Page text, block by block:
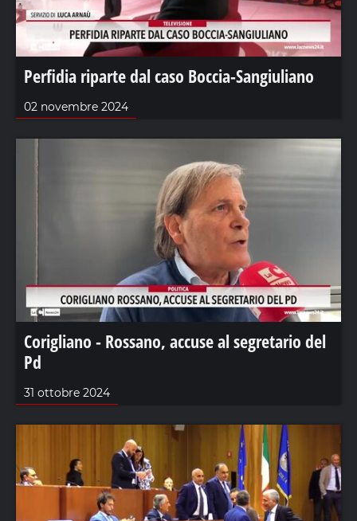
Perfidia riparte dal caso Boccia-Sangiuliano
02 novembre 2024
Corigliano - Rossano, accuse al segretario del
Pd
31 ottobre 2024